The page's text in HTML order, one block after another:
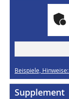
Beispiele,
Supplement